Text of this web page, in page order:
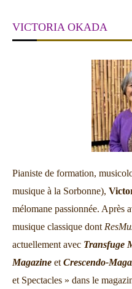
VICTORIA OKADA
Pianiste de formation,
musique à la Sorbonne),
mélomane passionnée. Après
musique classique dont
actuellement avec Transfuge
Magazine et Crescendo-
et Spectacles » dans le